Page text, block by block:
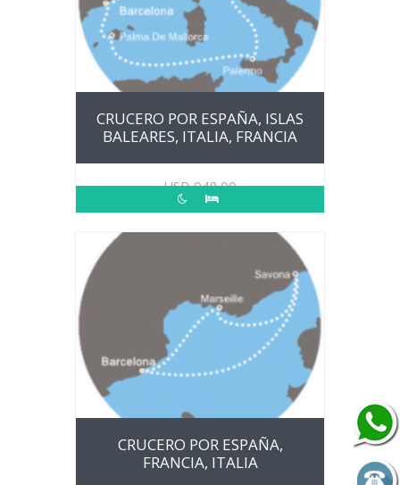
CRUCERO POR ESPAÑA, ISLAS
BALEARES, ITALIA, FRANCIA
USD948.00
CRUCERO POR ESPAÑA,
FRANCIA, ITALIA